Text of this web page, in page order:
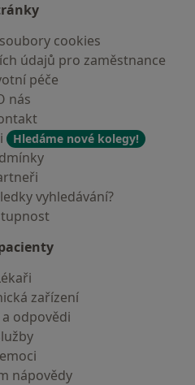
cookies
údajů pro zaměstnance
péče
nás
Hledáme nové kolegy!
vyhledávání?
zařízení
odpovědi
nápovědy